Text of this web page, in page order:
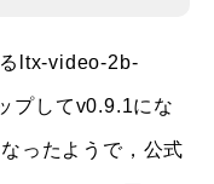
ltx-video-2b-
プしてv0.9.1にな
ったようで，公式